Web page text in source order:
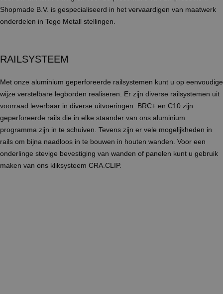
Shopmade B.V. is gespecialiseerd in het vervaardigen van maatwerk
onderdelen in Tego Metall stellingen.
RAILSYSTEEM
Met onze aluminium geperforeerde railsystemen kunt u op eenvoudige
wijze verstelbare legborden realiseren. Er zijn diverse railsystemen uit
voorraad leverbaar in diverse uitvoeringen. BRC+ en C10 zijn
geperforeerde rails die in elke staander van ons aluminium
programma zijn in te schuiven. Tevens zijn er vele mogelijkheden in
rails om bijna naadloos in te bouwen in houten wanden. Voor een
onderlinge stevige bevestiging van wanden of panelen kunt u gebruik
maken van ons kliksysteem CRA.CLIP.